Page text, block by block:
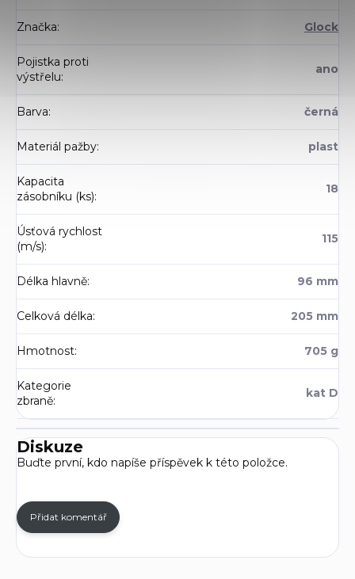
Značka: Glock
Pojistka proti
výstřelu:
ano
Barva: černá
Materiál pažby: plast
Kapacita
zásobníku (ks):
18
Úsťová rychlost
(m/s):
115
Délka hlavně: 96 mm
Celková délka: 205 mm
Hmotnost: 705 g
Kategorie
zbraně:
kat D
Diskuze
Buďte první, kdo napíše příspěvek k této položce.
Přidat komentář